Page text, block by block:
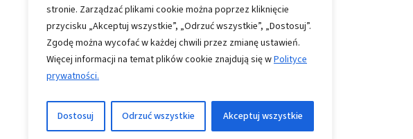
stronie. Zarządzać plikami cookie można poprzez kliknięcie
przycisku „Akceptuj wszystkie”, „Odrzuć wszystkie”, „Dostosuj”.
Zgodę można wycofać w każdej chwili przez zmianę ustawień.
Więcej informacji na temat plików cookie znajdują się wPolityce
prywatności.
Dostosuj Odrzuć wszystkie Akceptuj wszystkie
Wszystkie prawa zastrzeżone